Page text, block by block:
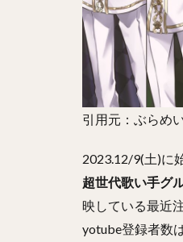
引用元：ぶらめ
2023.12/9(土)に
超世代歌い手グ
映している最近
yotube登録者数